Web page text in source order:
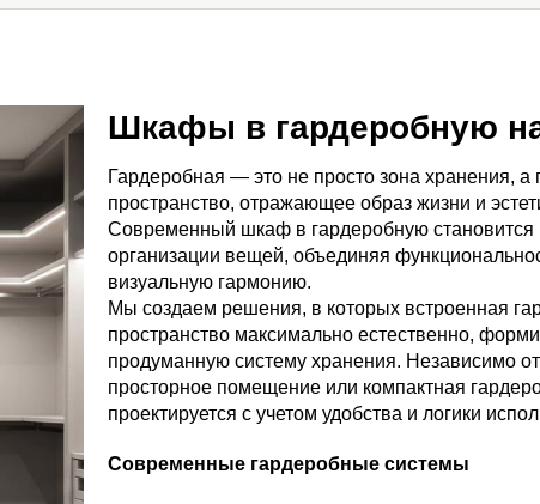
Шкафы в гардеробную
Гардеробная — это не просто зона хранения, а
пространство, отражающее образ жизни и
Современный шкаф в гардеробную
организации вещей, объединяя
визуальную гармонию.
Мы создаем решения, в которых встроенная
пространство максимально естественно,
продуманную систему хранения. Независимо
просторное помещение или компактная
проектируется с учетом удобства и логики
Современные гардеробные системы